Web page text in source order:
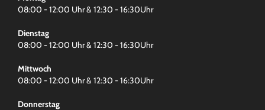
08:00 - 12:00 Uhr & 12:30 - 16:30Uhr
Dienstag
08:00 - 12:00 Uhr & 12:30 - 16:30Uhr
Mittwoch
08:00 - 12:00 Uhr & 12:30 - 16:30Uhr
Donnerstag